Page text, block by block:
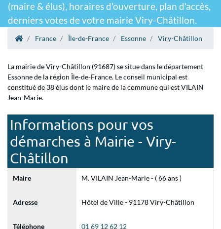
(maire & élus), horaires d'ouverture, plan d'accès,
derniers votes de votre mairie Viry-Châtillon.
France Île-de-France Essonne Viry-Châtillon
La mairie de Viry-Châtillon (91687) se situe dans le département
Essonne de la région Île-de-France. Le conseil municipal est
constitué de 38 élus dont le maire de la commune qui est VILAIN
Jean-Marie.
Informations pour vos
démarches à Mairie - Viry-
Châtillon
Maire M. VILAIN Jean-Marie - ( 66 ans )
Adresse Hôtel de Ville - 91178 Viry-Châtillon
Téléphone 01 69 12 62 12